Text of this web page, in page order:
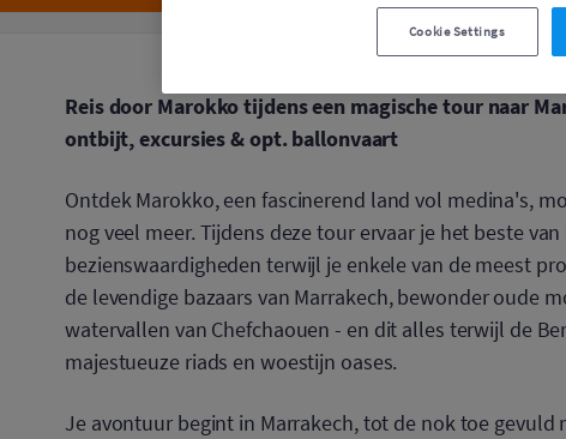
Reis door Marokko tijdens een magische tour naar
ontbijt, excursies & opt. ballonvaart
Ontdek Marokko, een fascinerend land vol medina's,
nog veel meer. Tijdens deze tour ervaar je het beste
bezienswaardigheden terwijl je enkele van de meest
de levendige bazaars van Marrakech, bewonder oude
watervallen van Chefchaouen - en dit alles terwijl de
majestueuze riads en woestijn oases.
Je avontuur begint in Marrakech, tot de nok toe
Cookie Settings